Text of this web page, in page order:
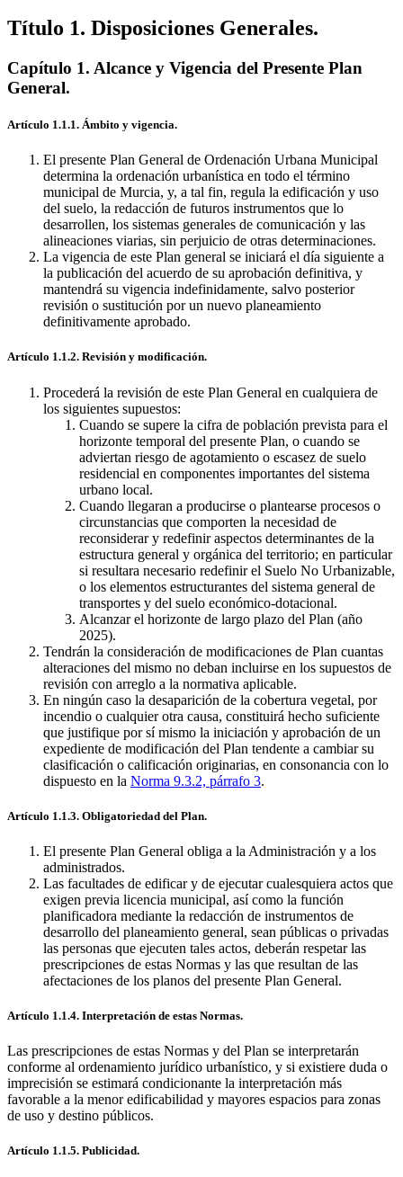
Agrupaciones Lineales Residenciales (RL).
Capítulo 15. Proyectos
Unitarios a Conservar (RU).Capítulo 16. Equipamientos.
Compacta (IC).Capítulo 19. Parcela Industrial Exenta (IX).
Capítulo 20. Gran Parcela Industrial (IG).
Singulares en Parcela Ajardinada (AJ).
Remitida al Planeamiento Anterior (Ámbitos UA, UH, UM).
Detalle (Ámbitos UD) establecidos expresamente por el Plan
General en Suelo Urbano No Consolidado.Capítulo 26. Planes
Especiales en Suelo Urbano.
la Protección del Medio Ambiente.
Capítulo 10. Evaluaciones
Ambientales en el Desarrollo del Plan.Capítulo 11. Regulación de
Eficacia Energética y Utilización de Energías Renovables. Capítulo
13. Reutilización de los Residuos.
presente volumen de normas urbanísticas.
Modificaciones de plan
general aprobadas definitivamente, que delimitan sectores con
contienen normas particulares aplicables a los planes parciales que
delimitan.
Título 1. Disposiciones Generales.
Capítulo 1. Alcance y Vigencia del Presente Plan
General.
Artículo 1.1.1. Ámbito y vigencia.
El presente Plan General de Ordenación Urbana Municipal
determina la ordenación urbanística en todo el término
municipal de Murcia, y, a tal fin, regula la edificación y uso
del suelo, la redacción de futuros instrumentos que lo
desarrollen, los sistemas generales de comunicación y las
alineaciones viarias, sin perjuicio de otras determinaciones.
La vigencia de este Plan general se iniciará el día siguiente a
la publicación del acuerdo de su aprobación definitiva, y
mantendrá su vigencia indefinidamente, salvo posterior
revisión o sustitución por un nuevo planeamiento
definitivamente aprobado.
Artículo 1.1.2. Revisión y modificación.
Procederá la revisión de este Plan General en cualquiera de
los siguientes supuestos:
Cuando se supere la cifra de población prevista para el
horizonte temporal del presente Plan, o cuando se
adviertan riesgo de agotamiento o escasez de suelo
residencial en componentes importantes del sistema
urbano local.
Cuando llegaran a producirse o plantearse procesos o
circunstancias que comporten la necesidad de
reconsiderar y redefinir aspectos determinantes de la
estructura general y orgánica del territorio; en particular
si resultara necesario redefinir el Suelo No Urbanizable,
o los elementos estructurantes del sistema general de
transportes y del suelo económico-dotacional.
Alcanzar el horizonte de largo plazo del Plan (año
2025).
Tendrán la consideración de modificaciones de Plan cuantas
alteraciones del mismo no deban incluirse en los supuestos de
revisión con arreglo a la normativa aplicable.
En ningún caso la desaparición de la cobertura vegetal, por
incendio o cualquier otra causa, constituirá hecho suficiente
que justifique por sí mismo la iniciación y aprobación de un
expediente de modificación del Plan tendente a cambiar su
clasificación o calificación originarias, en consonancia con lo
dispuesto en la Norma 9.3.2, párrafo 3.
Artículo 1.1.3. Obligatoriedad del Plan.
El presente Plan General obliga a la Administración y a los
administrados.
Las facultades de edificar y de ejecutar cualesquiera actos que
exigen previa licencia municipal, así como la función
planificadora mediante la redacción de instrumentos de
desarrollo del planeamiento general, sean públicas o privadas
las personas que ejecuten tales actos, deberán respetar las
prescripciones de estas Normas y las que resultan de las
afectaciones de los planos del presente Plan General.
Artículo 1.1.4. Interpretación de estas Normas.
Las prescripciones de estas Normas y del Plan se interpretarán
conforme al ordenamiento jurídico urbanístico, y si existiere duda o
imprecisión se estimará condicionante la interpretación más
favorable a la menor edificabilidad y mayores espacios para zonas
de uso y destino públicos.
Artículo 1.1.5. Publicidad.